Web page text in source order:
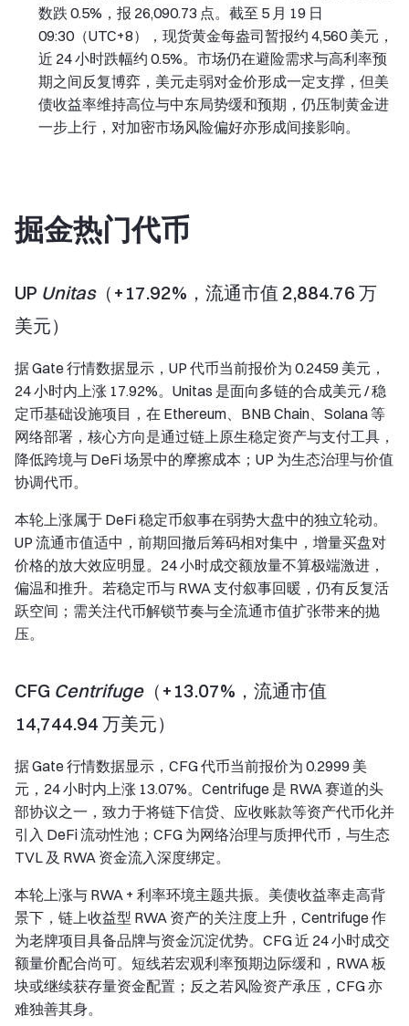
数跌 0.5%，报 26,090.73 点。截至 5 月 19 日
09:30（UTC+8），现货黄金每盎司暂报约 4,560 美元，
近 24 小时跌幅约 0.5%。市场仍在避险需求与高利率预
期之间反复博弈，美元走弱对金价形成一定支撑，但美
债收益率维持高位与中东局势缓和预期，仍压制黄金进
一步上行，对加密市场风险偏好亦形成间接影响。
掘金热门代币
UP Unitas（+17.92%，流通市值 2,884.76 万
美元）
据 Gate 行情数据显示，UP 代币当前报价为 0.2459 美元，
24 小时内上涨 17.92%。Unitas 是面向多链的合成美元 / 稳
定币基础设施项目，在 Ethereum、BNB Chain、Solana 等
网络部署，核心方向是通过链上原生稳定资产与支付工具，
降低跨境与 DeFi 场景中的摩擦成本；UP 为生态治理与价值
协调代币。
本轮上涨属于 DeFi 稳定币叙事在弱势大盘中的独立轮动。
UP 流通市值适中，前期回撤后筹码相对集中，增量买盘对
价格的放大效应明显。24 小时成交额放量不算极端激进，
偏温和推升。若稳定币与 RWA 支付叙事回暖，仍有反复活
跃空间；需关注代币解锁节奏与全流通市值扩张带来的抛
压。
CFG Centrifuge（+13.07%，流通市值
14,744.94 万美元）
据 Gate 行情数据显示，CFG 代币当前报价为 0.2999 美
元，24 小时内上涨 13.07%。Centrifuge 是 RWA 赛道的头
部协议之一，致力于将链下信贷、应收账款等资产代币化并
引入 DeFi 流动性池；CFG 为网络治理与质押代币，与生态
TVL 及 RWA 资金流入深度绑定。
本轮上涨与 RWA + 利率环境主题共振。美债收益率走高背
景下，链上收益型 RWA 资产的关注度上升，Centrifuge 作
为老牌项目具备品牌与资金沉淀优势。CFG 近 24 小时成交
额量价配合尚可。短线若宏观利率预期边际缓和，RWA 板
块或继续获存量资金配置；反之若风险资产承压，CFG 亦
难独善其身。